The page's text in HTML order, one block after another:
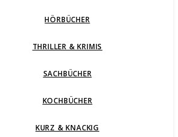
HÖRBÜCHER
THRILLER & KRIMIS
SACHBÜCHER
KOCHBÜCHER
KURZ & KNACKIG